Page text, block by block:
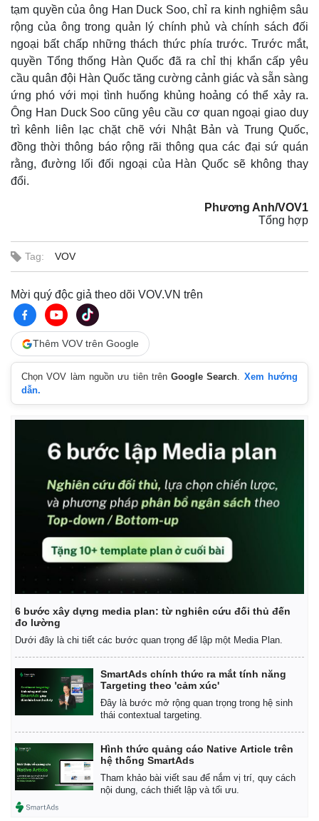
Bất động sản
Khởi nghiệp
Giá vàng
Tiêu dùng
Tỷ giá
Chứng khoán
Giá cà phê
tạm quyền của ông Han Duck Soo, chỉ ra kinh nghiệm sâu
rộng của ông trong quản lý chính phủ và chính sách đối
ngoại bất chấp những thách thức phía trước. Trước mắt,
quyền Tổng thống Hàn Quốc đã ra chỉ thị khẩn cấp yêu
cầu quân đội Hàn Quốc tăng cường cảnh giác và sẵn sàng
ứng phó với mọi tình huống khủng hoảng có thể xảy ra.
Ông Han Duck Soo cũng yêu cầu cơ quan ngoại giao duy
trì kênh liên lạc chặt chẽ với Nhật Bản và Trung Quốc,
đồng thời thông báo rộng rãi thông qua các đại sứ quán
rằng, đường lối đối ngoại của Hàn Quốc sẽ không thay
đổi.
Phương Anh/VOV1
Tổng hợp
Tag: VOV
Mời quý độc giả theo dõi VOV.VN trên
Thêm VOV trên Google
Chọn VOV làm nguồn ưu tiên trênGoogle Search. Xem hướng
dẫn.
6 bước xây dựng media plan: từ nghiên cứu đối thủ đến
đo lường
Dưới đây là chi tiết các bước quan trọng để lập một Media Plan.
SmartAds chính thức ra mắt tính năng
Targeting theo 'cảm xúc'
Đây là bước mở rộng quan trọng trong hệ sinh
thái contextual targeting.
Hình thức quảng cáo Native Article trên
hệ thống SmartAds
Tham khảo bài viết sau để nắm vị trí, quy cách
nội dung, cách thiết lập và tối ưu.